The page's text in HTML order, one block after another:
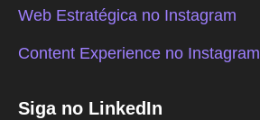
Web Estratégica no Instagram
Content Experience no Instagram
Siga no LinkedIn